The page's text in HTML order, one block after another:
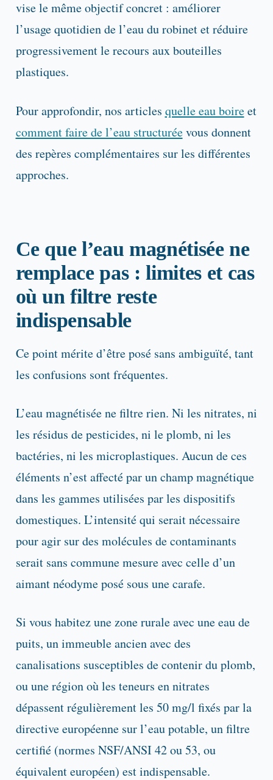
vise le même objectif concret : améliorer
l’usage quotidien de l’eau du robinet et réduire
progressivement le recours aux bouteilles
plastiques.
Pour approfondir, nos articles quelle eau boireet
comment faire de l’eau structuréevous donnent
des repères complémentaires sur les différentes
approches.
Ce que l’eau magnétisée ne
remplace pas : limites et cas
où un filtre reste
indispensable
Ce point mérite d’être posé sans ambiguïté, tant
les confusions sont fréquentes.
L’eau magnétisée ne filtre rien. Ni les nitrates, ni
les résidus de pesticides, ni le plomb, ni les
bactéries, ni les microplastiques. Aucun de ces
éléments n’est affecté par un champ magnétique
dans les gammes utilisées par les dispositifs
domestiques. L’intensité qui serait nécessaire
pour agir sur des molécules de contaminants
serait sans commune mesure avec celle d’un
aimant néodyme posé sous une carafe.
Si vous habitez une zone rurale avec une eau de
puits, un immeuble ancien avec des
canalisations susceptibles de contenir du plomb,
ou une région où les teneurs en nitrates
dépassent régulièrement les 50 mg/l fixés par la
directive européenne sur l’eau potable, un filtre
certifié (normes NSF/ANSI 42 ou 53, ou
équivalent européen) est indispensable.